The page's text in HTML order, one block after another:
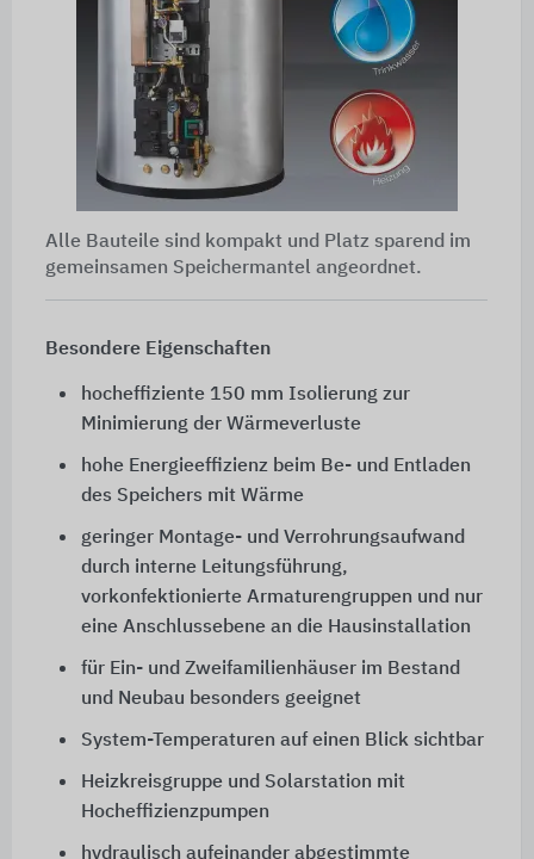
Alle Bauteile sind kompakt und Platz sparend im
gemeinsamen Speichermantel angeordnet.
Besondere Eigenschaften
hocheffiziente 150 mm Isolierung zur
Minimierung der Wärmeverluste
hohe Energieeffizienz beim Be- und Entladen
des Speichers mit Wärme
geringer Montage- und Verrohrungsaufwand
durch interne Leitungsführung,
vorkonfektionierte Armaturengruppen und nur
eine Anschlussebene an die Hausinstallation
für Ein- und Zweifamilienhäuser im Bestand
und Neubau besonders geeignet
System-Temperaturen auf einen Blick sichtbar
Heizkreisgruppe und Solarstation mit
Hocheffizienzpumpen
hydraulisch aufeinander abgestimmte